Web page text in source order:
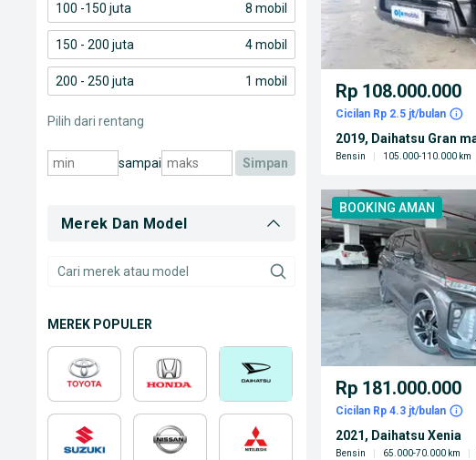
100 -150 juta 8 mobil
150 - 200 juta 4 mobil
200 - 250 juta 1 mobil
Pilih dari rentang
sampai simpan
Merek Dan Model
MEREK POPULER
Rp 108.000.000
Cicilan Rp 2.5 jt/bulan
2019, Daihatsu Gran
Bensin 105.000-110.000 km
BOOKING AMAN
Rp 181.000.000
Cicilan Rp 4.3 jt/bulan
2021, Daihatsu Xenia
Bensin 65.000-70.000 km